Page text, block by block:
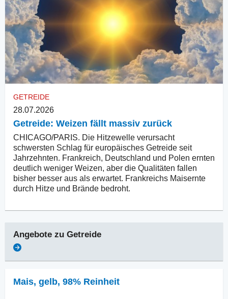
GETREIDE
28.07.2026
Getreide: Weizen fällt massiv zurück
CHICAGO/PARIS. Die Hitzewelle verursacht
schwersten Schlag für europäisches Getreide seit
Jahrzehnten. Frankreich, Deutschland und Polen ernten
deutlich weniger Weizen, aber die Qualitäten fallen
bisher besser aus als erwartet. Frankreichs Maisernte
durch Hitze und Brände bedroht.
Angebote zu Getreide
Mais, gelb, 98% Reinheit